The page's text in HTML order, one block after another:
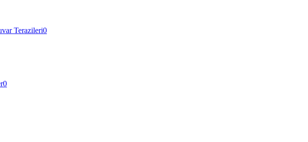
Terazileri0
0